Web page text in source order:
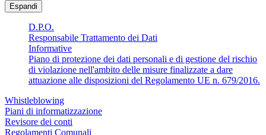
Espandi
D.P.O.
Responsabile Trattamento dei Dati
Informative
Piano di protezione dei dati personali e di gestione del rischio
di violazione nell'ambito delle misure finalizzate a dare
attuazione alle disposizioni del Regolamento UE n. 679/2016.
Whistleblowing
Piani di informatizzazione
Revisore dei conti
Regolamenti Comunali